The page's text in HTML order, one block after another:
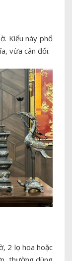
Kiểu này phổ
vừa cân đối.
2 lọ hoa hoặc